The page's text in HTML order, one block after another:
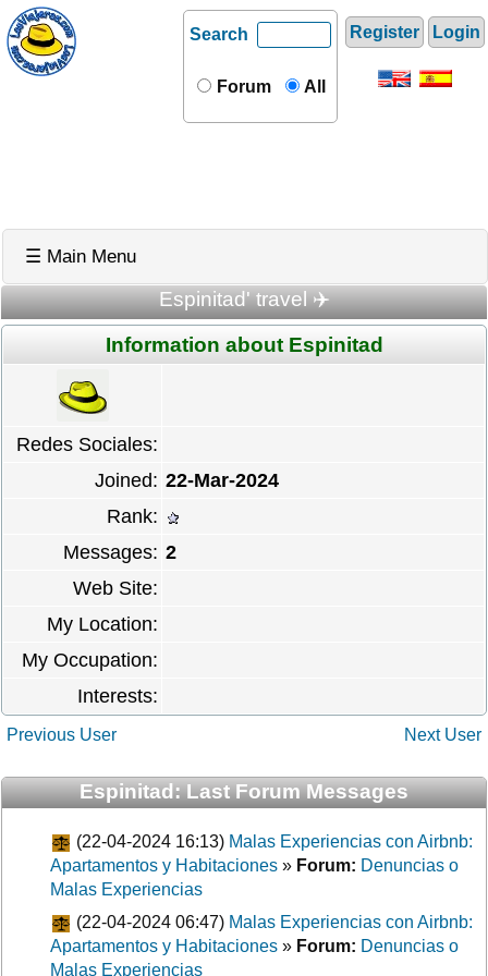
Register Login
Search
Forum All
☰ Main Menu
Espinitad' travel ✈️
Information about Espinitad
Redes Sociales:
Joined: 22-Mar-2024
Rank:
Messages: 2
Web Site:
My Location:
My Occupation:
Interests:
Previous User Next User
Espinitad: Last Forum Messages
(22-04-2024 16:13) Malas Experiencias con Airbnb:
Apartamentos y Habitaciones » Forum: Denuncias o
Malas Experiencias
(22-04-2024 06:47) Malas Experiencias con Airbnb:
Apartamentos y Habitaciones » Forum: Denuncias o
Malas Experiencias